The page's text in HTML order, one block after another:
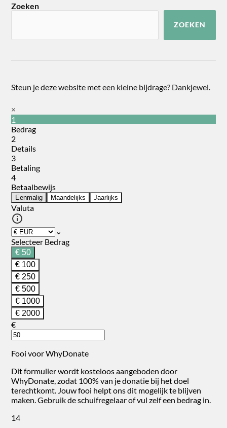
Zoeken
ZOEKEN
Steun je deze website met een kleine bijdrage? Dankjewel.